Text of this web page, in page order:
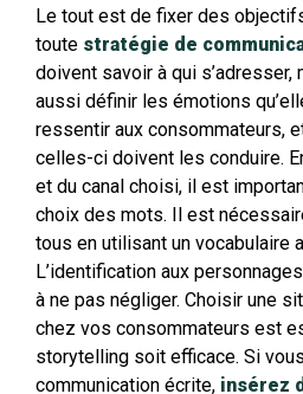
Le tout est de fixer des
toute stratégie de
doivent savoir à qui
aussi définir les émotions
ressentir aux consommateurs,
celles-ci doivent les conduire.
et du canal choisi, il est
choix des mots. Il est
tous en utilisant un vocabulaire
L’identification aux
à ne pas négliger. Choisir une
chez vos consommateurs est
storytelling soit efficace. Si
communication écrite, insérez